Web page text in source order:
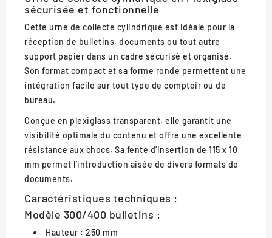
sécurisée et fonctionnelle
Cette urne de collecte cylindrique est idéale pour la
réception de bulletins, documents ou tout autre
support papier dans un cadre sécurisé et organisé.
Son format compact et sa forme ronde permettent une
intégration facile sur tout type de comptoir ou de
bureau.
Conçue en plexiglass transparent, elle garantit une
visibilité optimale du contenu et offre une excellente
résistance aux chocs. Sa fente d’insertion de 115 x 10
mm permet l’introduction aisée de divers formats de
documents.
Caractéristiques techniques :
Modèle 300/400 bulletins :
Hauteur : 250 mm